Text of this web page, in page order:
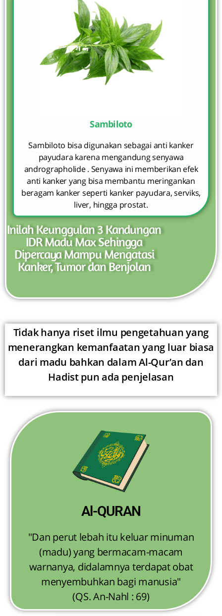
Sambiloto
Sambiloto bisa digunakan sebagai anti kanker
payudara karena mengandung senyawa
andrographolide . Senyawa ini memberikan efek
anti kanker yang bisa membantu meringankan
beragam kanker seperti kanker payudara, serviks,
liver, hingga prostat.
Inilah Keunggulan 3 Kandungan
IDR Madu Max Sehingga
Dipercaya Mampu Mengatasi
Kanker, Tumor dan Benjolan
Tidak hanya riset ilmu pengetahuan yang
menerangkan kemanfaatan yang luar biasa
dari madu bahkan dalam Al-Qur’an dan
Hadist pun ada penjelasan
Al-QURAN
"Dan perut lebah itu keluar minuman
(madu) yang bermacam-macam
warnanya, didalamnya terdapat obat
menyembuhkan bagi manusia"
(QS. An-Nahl : 69)